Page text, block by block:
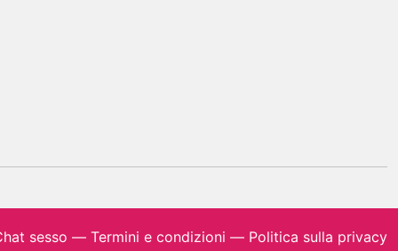
sesso — Termini e condizioni — Politica sulla privacy